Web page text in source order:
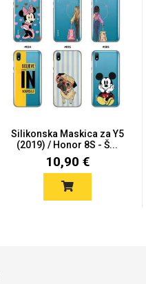
Silikonska Maskica za Y5
(2019) / Honor 8S - Š...
10,90 €